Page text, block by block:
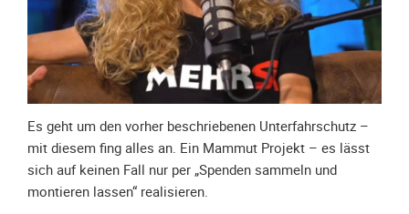
2024
Galerie
2023
Galerie
Galerie
2021
Galerie
Es geht um den vorher beschriebenen Unterfahrschutz –
mit diesem fing alles an. Ein Mammut Projekt – es lässt
sich auf keinen Fall nur per „Spenden sammeln und
montieren lassen“ realisieren.